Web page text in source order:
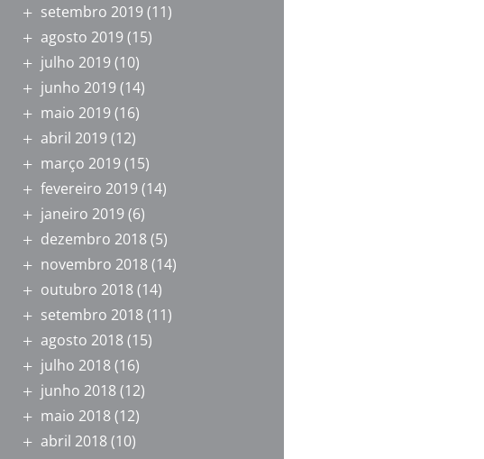
setembro 2019(11)
agosto 2019(15)
julho 2019(10)
junho 2019(14)
maio 2019(16)
abril 2019(12)
março 2019(15)
fevereiro 2019(14)
janeiro 2019(6)
dezembro 2018(5)
novembro 2018(14)
outubro 2018(14)
setembro 2018(11)
agosto 2018(15)
julho 2018(16)
junho 2018(12)
maio 2018(12)
abril 2018(10)